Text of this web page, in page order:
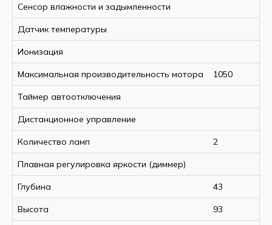
Сенсор влажности и задымленности
Датчик температуры
Ионизация
Максимальная производительность мотора 1050
Таймер автоотключения
Дистанционное управление
Количество ламп 2
Плавная регулировка яркости (диммер)
Глубина 43
Высота 93